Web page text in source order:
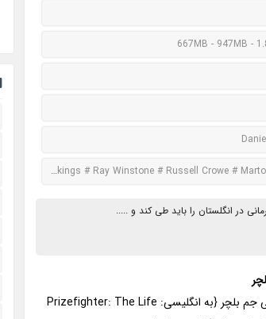
667MB - 947MB -
Matt Hookings # Ray Winstone # Russell Crowe #
در انگلستان را باید طی کند و .....
تماشایی و خاص جایزه بگیر زندگی جم بلچر {به انگلیسی: Prizefighter: The Life